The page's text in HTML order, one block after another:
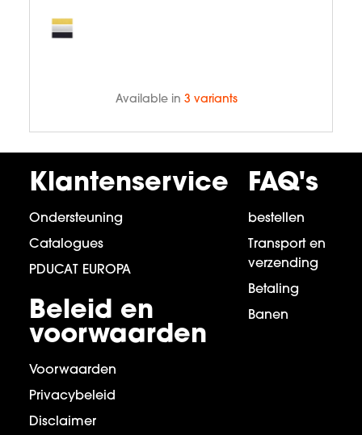
Available in 3 variants
Klantenservice
Ondersteuning
Catalogues
PDUCAT EUROPA
Beleid en
voorwaarden
Voorwaarden
Privacybeleid
Disclaimer
FAQ's
bestellen
Transport en
verzending
Betaling
Banen